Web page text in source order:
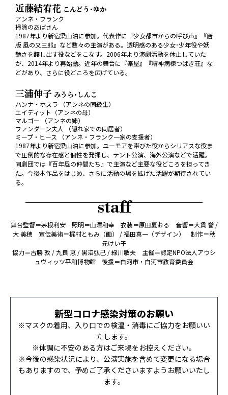
近藤結宥花 こんどう･ゆか
アンネ・フランク
掃除のあばさん
1987年より新宿梁山泊に参加。代表作に『少女都市からの呼び声』『唐
版 風の又三郎』など数々の主演がある。透明感のある少女･少年役や妖
艶さを醸し出す役などをこなす。2006年より演劇活動を休止していた
が、2014年より再始動。近年の舞台に『楽屋』『精神病棟つばき荘』な
どがあり、さらに役どころを広げている。
三浦伸子 みうら･しんこ
ハンナ・ホスラ （アンネの同級生）
エイディット（アンネの母）
マルゴー （アンネの姉）
ファンダーン夫人 （隠れ家での同居者）
ミープ・ヒース （アンネ・フランク一家の支援者）
1987年より新宿梁山泊に参加。ユーモアを帯びた役からシリアスな役ま
で圧倒的な存在感と個性を発揮し、テント公演、海外公演などで活躍。
同劇団では『百年風の仲間たち』で主演など主要な役どころを担ってき
た。今後本作品をはじめ、さらに活動の場を拡げた活躍が期待されてい
る。
staff
舞台監督＝茅根利安 照明＝山澤和幸 衣装＝原田夏おる 音響＝大貫 誉 /
大 美穂 宣伝美術＝梶村ともみ（画） / 福田真一（デザイン） 制作＝秋
元けい子
協力＝古勝 敦 / 九良 恵 / 黒沼弘己 / 緑川敏夫 主催＝認定NPO法人アウシ
ュヴィッツ平和博物館 後援＝白河市・白河市教育委員会
新型コロナ感染対策のお願い
※マスクの着用、入り口での検温・消毒にご協力をお願いい
たします。
※体調に不安のある方はご来場をお控えください。
※今後の感染状況により、公演実施を含めて変更になる場合
もありますので、予めご了承くださいますようお願いいたし
ます。